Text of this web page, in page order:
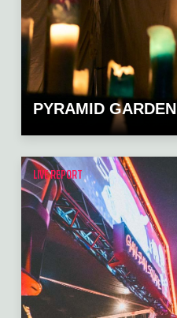
PYRAMID GARDEN
LIVE REPORT